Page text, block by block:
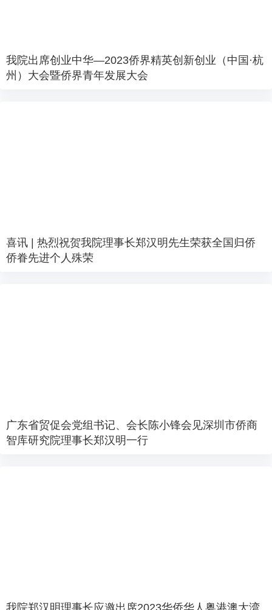
我院出席创业中华—2023侨界精英创新创业（中国·杭
州）大会暨侨界青年发展大会
喜讯 | 热烈祝贺我院理事长郑汉明先生荣获全国归侨
侨眷先进个人殊荣
广东省贸促会党组书记、会长陈小锋会见深圳市侨商
智库研究院理事长郑汉明一行
我院郑汉明理事长应邀出席2023华侨华人粤港澳大湾